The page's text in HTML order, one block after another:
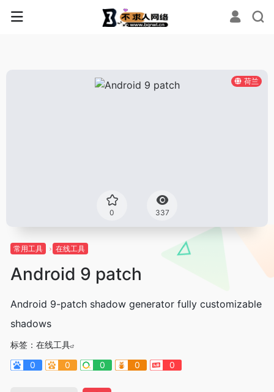
荷兰
0 337
常用工具 在线工具
Android 9 patch
Android 9-patch shadow generator fully customizable
shadows
标签： 在线工具
0
0 0 0 0